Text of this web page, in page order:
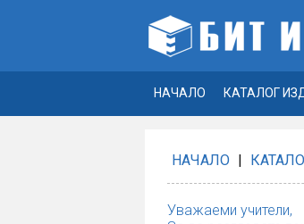
НАЧАЛО КАТАЛОГ
НАЧАЛО |
Уважаеми учители,